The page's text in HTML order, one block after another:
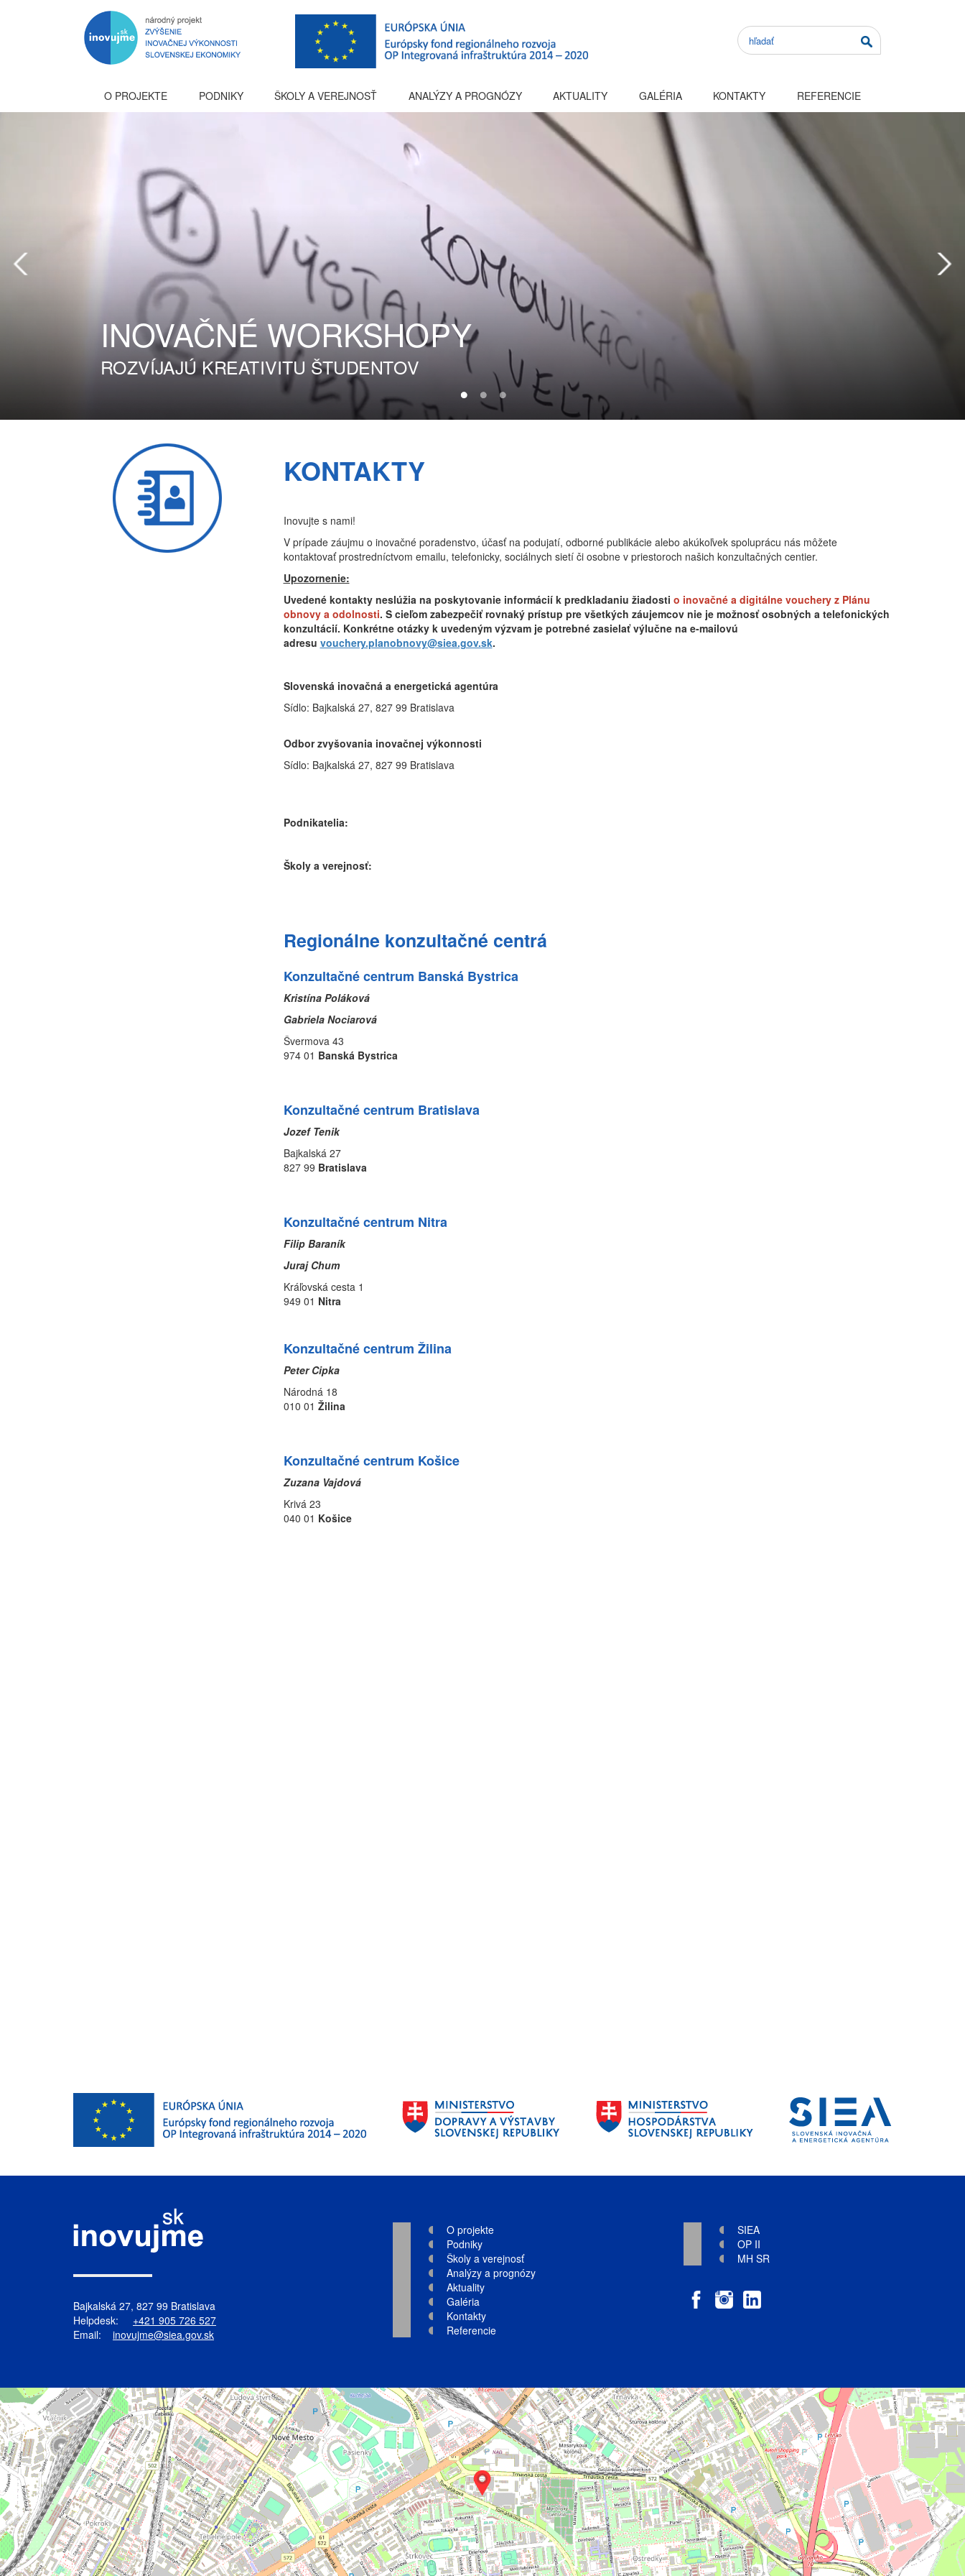
O PROJEKTE PODNIKY ŠKOLY A VEREJNOSŤ ANALÝZY A PROGNÓZY AKTUALITY GALÉRIA KONTAKTY REFERENCIE
INOVAČNÉWORKSHOPY
ROZVÍJAJÚ KREATIVITU ŠTUDENTOV
KONTAKTY
Inovujte s nami!
V prípade záujmu o inovačné poradenstvo, účasť na podujatí, odborné publikácie alebo akúkoľvek spoluprácu nás môžete
kontaktovať prostredníctvom emailu, telefonicky, sociálnych sietí či osobne v priestoroch našich konzultačných centier.
Upozornenie:
Uvedené kontakty neslúžia na poskytovanie informácií k predkladaniu žiadosti o inovačné a digitálne vouchery z Plánu
obnovy a odolnosti. S cieľom zabezpečiť rovnaký prístup pre všetkých záujemcov nie je možnosť osobných a telefonických
konzultácií. Konkrétne otázky k uvedeným výzvam je potrebné zasielať výlučne na e-mailovú
adresu vouchery.planobnovy@siea.gov.sk.
Slovenská inovačná a energetická agentúra
Sídlo: Bajkalská 27, 827 99 Bratislava
Odbor zvyšovania inovačnej výkonnosti
Sídlo: Bajkalská 27, 827 99 Bratislava
Podnikatelia:
Školy a verejnosť:
Regionálne konzultačné centrá
Konzultačné centrum Banská Bystrica
Kristína Poláková
Gabriela Nociarová
Švermova 43
974 01 Banská Bystrica
Konzultačné centrum Bratislava
Jozef Tenik
Bajkalská 27
827 99 Bratislava
Konzultačné centrum Nitra
Filip Baraník
Juraj Chum
Kráľovská cesta 1
949 01 Nitra
Konzultačné centrum Žilina
Peter Cipka
Národná 18
010 01 Žilina
Konzultačné centrum Košice
Zuzana Vajdová
Krivá 23
040 01 Košice
Bajkalská 27, 827 99 Bratislava
Helpdesk: +421 905 726 527
Email: inovujme@siea.gov.sk
O projekte
Podniky
Školy a verejnosť
Analýzy a prognózy
Aktuality
Galéria
Kontakty
Referencie
SIEA
OP II
MH SR